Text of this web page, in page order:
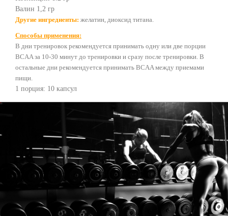
Валин 1,2 гр
Другие ингредиенты: желатин, диоксид титана.
Способы применения:
В дни тренировок рекомендуется принимать одну или две порции
BCAA за 10-30 минут до тренировки и сразу после тренировки. В
остальные дни рекомендуется принимать BCAA между приемами
пищи.
1 порция: 10 капсул